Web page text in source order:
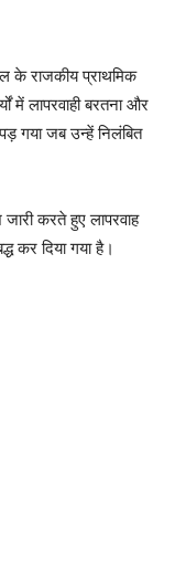
के राजकीय प्राथमिक
में लापरवाही बरतना और
गया जब उन्हें निलंबित
जारी करते हुए लापरवाह
कर दिया गया है।